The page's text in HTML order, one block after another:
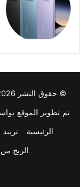
© حقوق النشر 2026، جميع الحقوق محفوظة لموقعنا كونتينر تريند |
تم تطوير الموقع
الرئيسية
تريند
الربح من